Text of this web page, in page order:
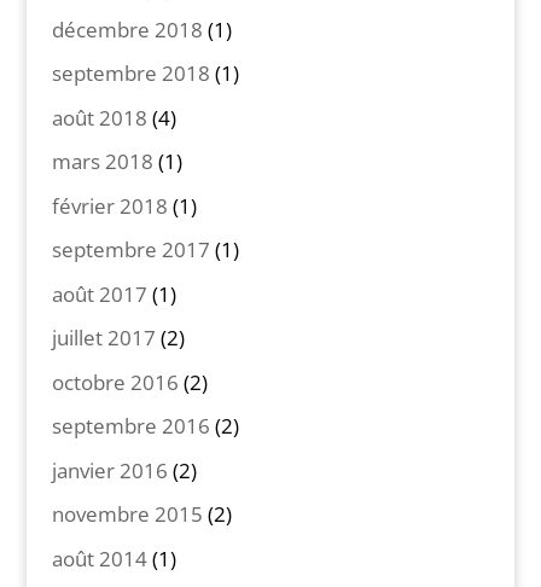
décembre 2018 (1)
septembre 2018 (1)
août 2018 (4)
mars 2018 (1)
février 2018 (1)
septembre 2017 (1)
août 2017 (1)
juillet 2017 (2)
octobre 2016 (2)
septembre 2016 (2)
janvier 2016 (2)
novembre 2015 (2)
août 2014(1)